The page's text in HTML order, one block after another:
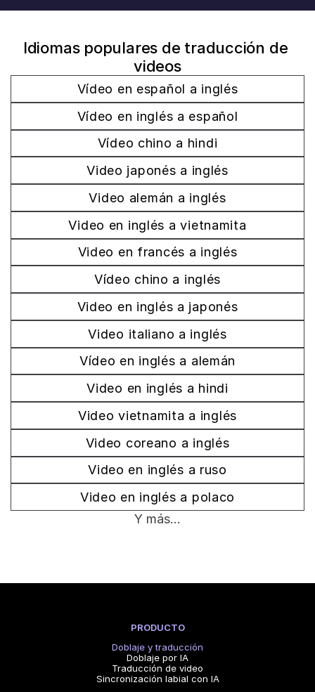
Idiomas populares de traducción de
videos
Vídeo en español a inglés
Vídeo en inglés a español
Vídeo chino a hindi
Video japonés a inglés
Video alemán a inglés
Video en inglés a vietnamita
Video en francés a inglés
Vídeo chino a inglés
Video en inglés a japonés
Video italiano a inglés
Vídeo en inglés a alemán
Video en inglés a hindi
Video vietnamita a inglés
Video coreano a inglés
Video en inglés a ruso
Video en inglés a polaco
Y más...
PRODUCTO
Doblaje y traducción
Doblaje por IA
Traducción de video
Sincronización labial con IA